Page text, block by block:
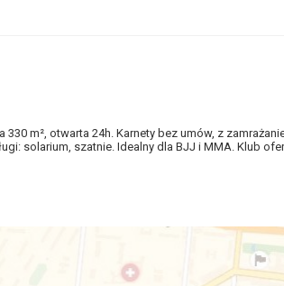
m², otwarta 24h. Karnety bez umów, z
solarium, szatnie. Idealny dla BJJ i MMA. Klub